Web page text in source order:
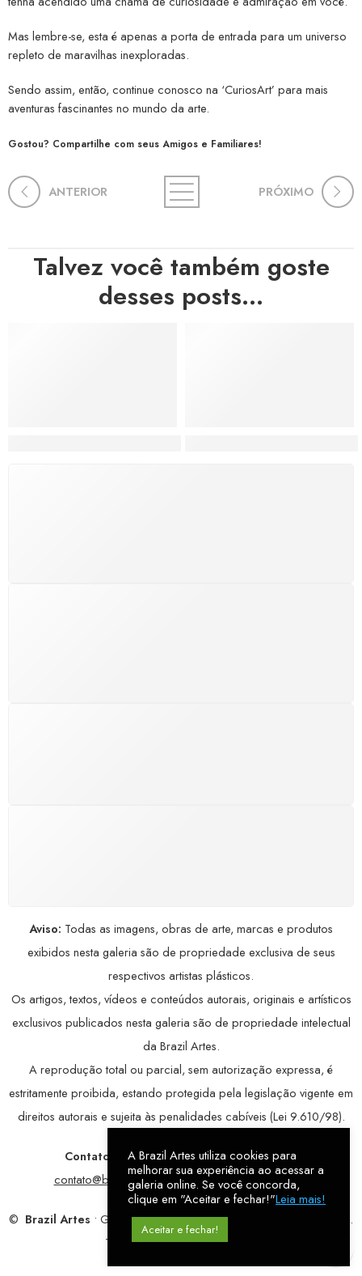
Mas lembre-se, esta é apenas a porta de entrada para um universo
repleto de maravilhas inexploradas.
Sendo assim, então, continue conosco na ‘CuriosArt’ para mais
aventuras fascinantes no mundo da arte.
Gostou? Compartilhe com seus Amigos e Familiares!
ANTERIOR PRÓXIMO
Talvez você também goste
desses posts...
Aviso: Todas as imagens, obras de arte, marcas e produtos
exibidos nesta galeria são de propriedade exclusiva de seus
respectivos artistas plásticos.
Os artigos, textos, vídeos e conteúdos autorais, originais e artísticos
exclusivos publicados nesta galeria são de propriedade intelectual
da Brazil Artes.
A reprodução total ou parcial, sem autorização expressa, é
estritamente proibida, estando protegida pela legislação vigente em
direitos autorais e sujeita às penalidades cabíveis (Lei 9.610/98).
Contatos: WhatsApp:79 9998-1221/ E-mail:
contato@brazilartes.com/ Instagram:@brazilartes
© Brazil Artes • Galeria Online.9 anosde história (2017 – 2026).
Todos os direitos reservados!
A Brazil Artes utiliza cookies para
melhorar sua experiência ao acessar a
galeria online. Se você concorda,
clique em "Aceitar e fechar!"Leia mais!
Aceitar e fechar!